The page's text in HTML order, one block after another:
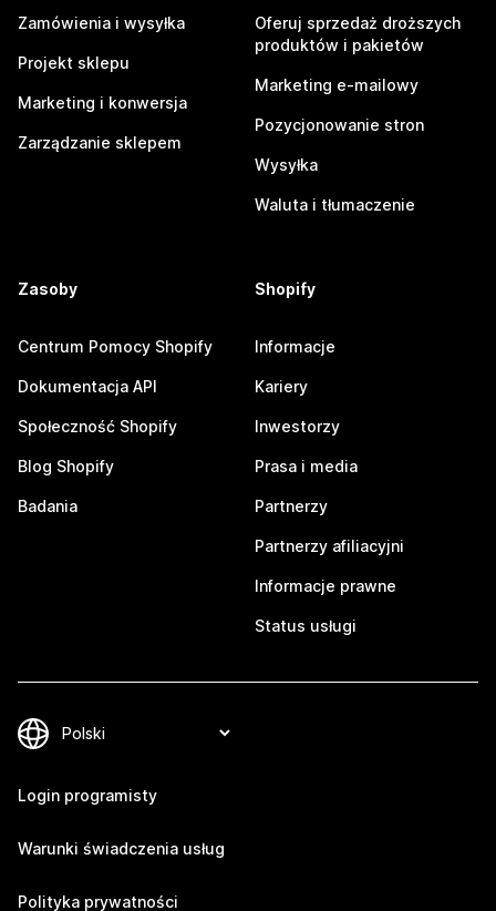
Zamówienia i wysyłka
Projekt sklepu
Marketing i konwersja
Zarządzanie sklepem
Oferuj sprzedaż droższych
produktów i pakietów
Marketing e-mailowy
Pozycjonowanie stron
Wysyłka
Waluta i tłumaczenie
Zasoby
Centrum Pomocy Shopify
Dokumentacja API
Społeczność Shopify
Blog Shopify
Badania
Shopify
Informacje
Kariery
Inwestorzy
Prasa i media
Partnerzy
Partnerzy afiliacyjni
Informacje prawne
Status usługi
Login programisty
Warunki świadczenia usług
Polityka prywatności